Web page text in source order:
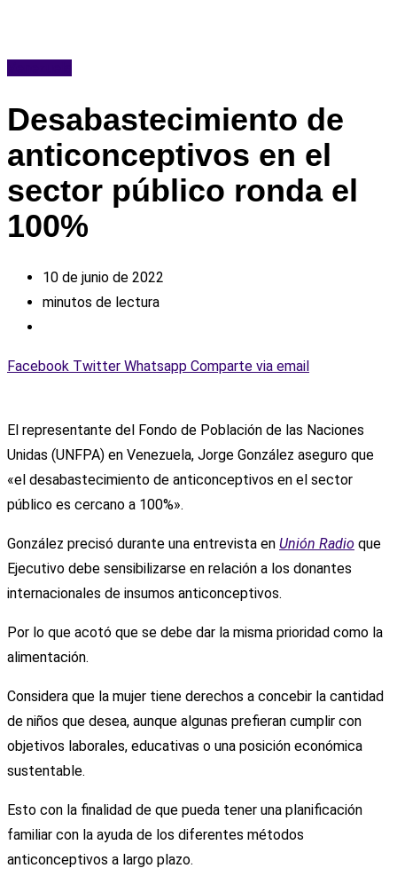
Desabastecimiento de
anticonceptivos en el
sector público ronda el
100%
10 de junio de 2022
minutos de lectura
Facebook Twitter Whatsapp Comparte via email
El representante del Fondo de Población de las Naciones
Unidas (UNFPA) en Venezuela, Jorge González aseguro que
«el desabastecimiento de anticonceptivos en el sector
público es cercano a 100%».
González precisó durante una entrevista en Unión Radio que
Ejecutivo debe sensibilizarse en relación a los donantes
internacionales de insumos anticonceptivos.
Por lo que acotó que se debe dar la misma prioridad como la
alimentación.
Considera que la mujer tiene derechos a concebir la cantidad
de niños que desea, aunque algunas prefieran cumplir con
objetivos laborales, educativas o una posición económica
sustentable.
Esto con la finalidad de que pueda tener una planificación
familiar con la ayuda de los diferentes métodos
anticonceptivos a largo plazo.